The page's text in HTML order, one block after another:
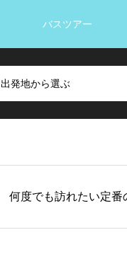
バスツアー
出発地から選ぶ
何度でも訪れたい定